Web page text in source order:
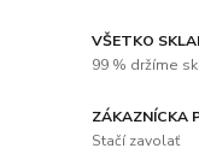
VŠETKO
99 % držíme
ZÁKAZNÍCKA
Stačí zavolať